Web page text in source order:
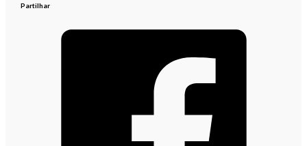
Partilhar